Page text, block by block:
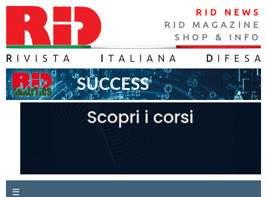
RID NEWS
RID MAGAZINE
SHOP & INFO
R IVISTA TALIANA D IFES A
☰